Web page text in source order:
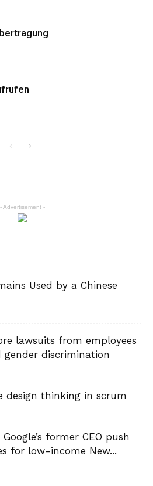
- Advertisement -
Used by a Chinese
lawsuits from employees
gender discrimination
design thinking in scrum
former CEO push
for low-income New...